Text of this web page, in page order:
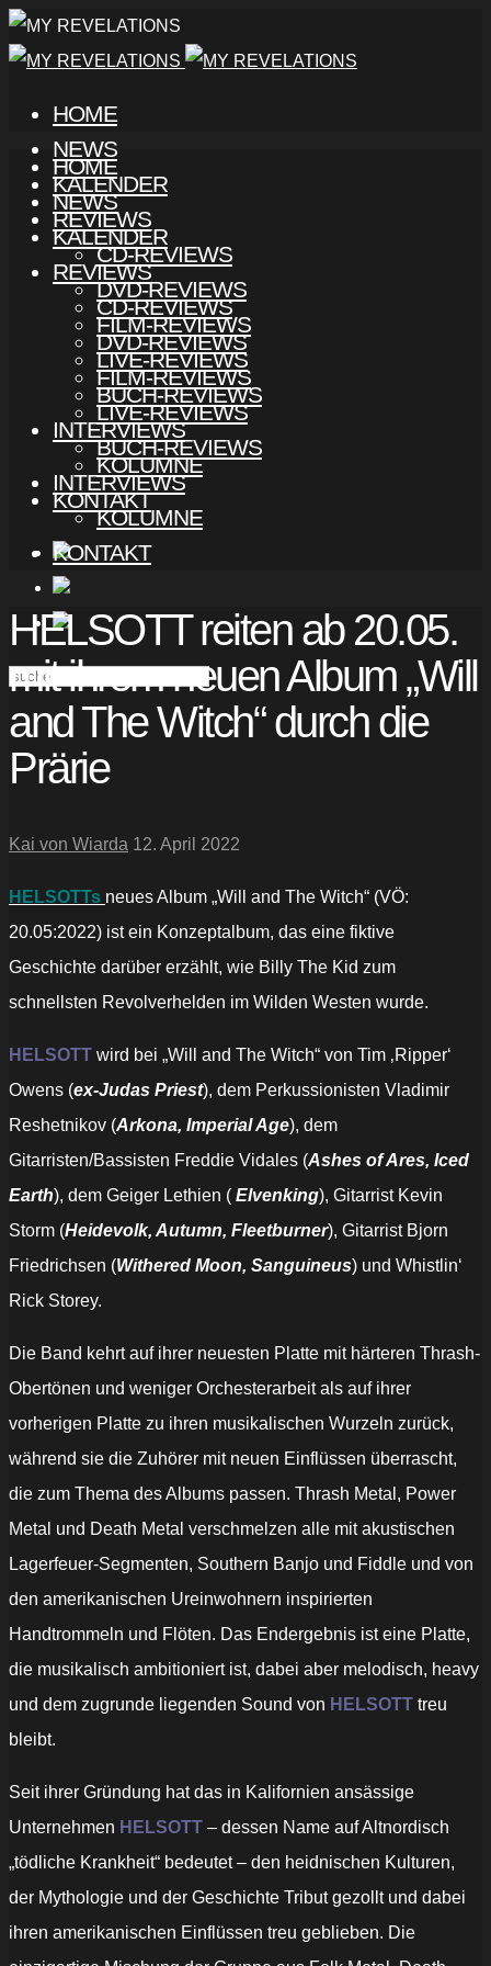
HOME
NEWS
KALENDER
REVIEWS
CD-REVIEWS
DVD-REVIEWS
FILM-REVIEWS
LIVE-REVIEWS
BUCH-REVIEWS
INTERVIEWS
KOLUMNE
KONTAKT
HOME
NEWS
KALENDER
REVIEWS
CD-REVIEWS
DVD-REVIEWS
FILM-REVIEWS
LIVE-REVIEWS
BUCH-REVIEWS
INTERVIEWS
KOLUMNE
KONTAKT
HELSOTT reiten ab 20.05.
mit ihrem neuen Album „Will
and The Witch“ durch die
Prärie
Kai von Wiarda 12. April 2022
HELSOTTs neues Album „Will and The Witch“ (VÖ:
20.05:2022) ist ein Konzeptalbum, das eine fiktive
Geschichte darüber erzählt, wie Billy The Kid zum
schnellsten Revolverhelden im Wilden Westen wurde.
HELSOTT wird bei „Will and The Witch“ von Tim ‚Ripper‘
Owens (ex-Judas Priest), dem Perkussionisten Vladimir
Reshetnikov (Arkona, Imperial Age), dem
Gitarristen/Bassisten Freddie Vidales (Ashes of Ares, Iced
Earth), dem Geiger Lethien ( Elvenking), Gitarrist Kevin
Storm (Heidevolk, Autumn, Fleetburner), Gitarrist Bjorn
Friedrichsen (Withered Moon, Sanguineus) und Whistlin‘
Rick Storey.
Die Band kehrt auf ihrer neuesten Platte mit härteren Thrash-
Obertönen und weniger Orchesterarbeit als auf ihrer
vorherigen Platte zu ihren musikalischen Wurzeln zurück,
während sie die Zuhörer mit neuen Einflüssen überrascht,
die zum Thema des Albums passen. Thrash Metal, Power
Metal und Death Metal verschmelzen alle mit akustischen
Lagerfeuer-Segmenten, Southern Banjo und Fiddle und von
den amerikanischen Ureinwohnern inspirierten
Handtrommeln und Flöten. Das Endergebnis ist eine Platte,
die musikalisch ambitioniert ist, dabei aber melodisch, heavy
und dem zugrunde liegenden Sound von HELSOTT treu
bleibt.
Seit ihrer Gründung hat das in Kalifornien ansässige
Unternehmen HELSOTT – dessen Name auf Altnordisch
„tödliche Krankheit“ bedeutet – den heidnischen Kulturen,
der Mythologie und der Geschichte Tribut gezollt und dabei
ihren amerikanischen Einflüssen treu geblieben. Die